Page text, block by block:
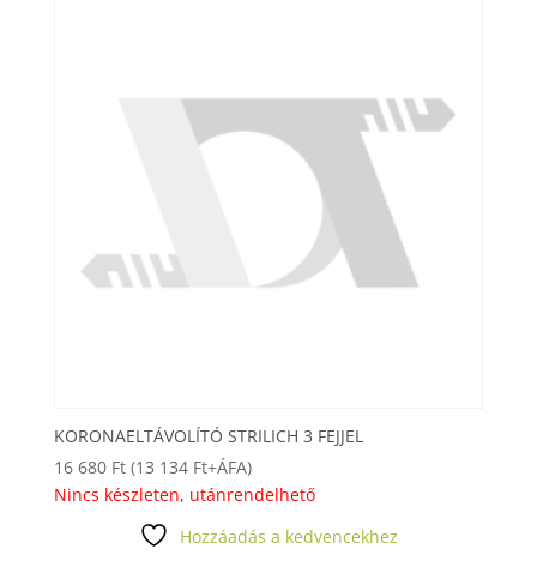
KORONAELTÁVOLÍTÓ STRILICH 3 FEJJEL
16 680 Ft (13 134 Ft+ÁFA)
Nincs készleten, utánrendelhető
Hozzáadás a kedvencekhez